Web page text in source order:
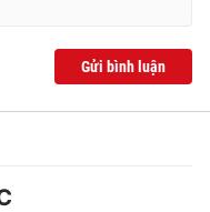
Gửi bình luận